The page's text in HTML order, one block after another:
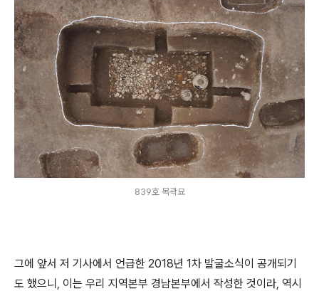
839호 목곽묘
그에 앞서 저 기사에서 언급한 2018년 1차 발굴소식이 공개되기
도 했으니, 이는 우리 지역본부 경남본부에서 작성한 것이라, 역시